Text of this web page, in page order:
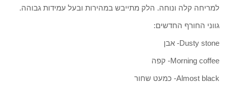
למריחה קלה ונוחה. הלק מתייבש במהירות ובעל עמידות גבוהה.
גווני החורף החדשים:
Dusty stone- אבן
Morning coffee- קפה
Almost black- כמעט שחור